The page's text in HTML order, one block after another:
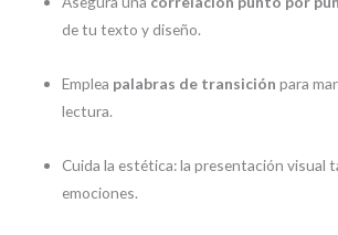
de tu texto y diseño.
Emplea palabras de transición para
lectura.
Cuida la estética: la presentación visual
emociones.